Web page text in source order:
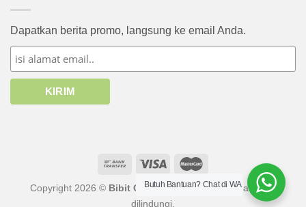
Dapatkan berita promo, langsung ke email Anda.
Copyright 2026 © Bibit Onlineatau afiliasinya. Hak cipta
dilindungi.
Butuh Bantuan? Chat di WA